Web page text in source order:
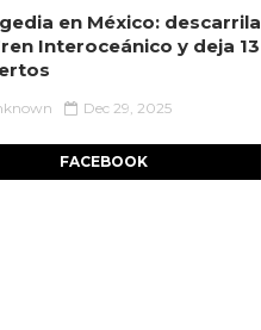
en México: descarrila
Interoceánico y deja 13
Dec 29, 2025
FACEBOOK